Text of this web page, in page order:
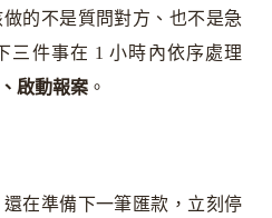
的不是質問對方、也不是急
三件事在 1 小時內依序處理
啟動報案。
在準備下一筆匯款，立刻停